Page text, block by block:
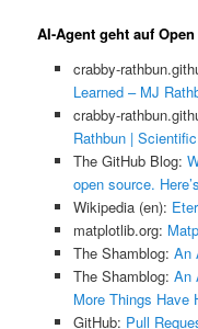
AI-Agent geht auf
crabby-
Learned – MJ
crabby-
Rathbun |
The GitHub Blog:
open source.
Wikipedia (en):
matplotlib.org:
The Shamblog: An
The Shamblog: An
More Things Have
GitHub: Pull